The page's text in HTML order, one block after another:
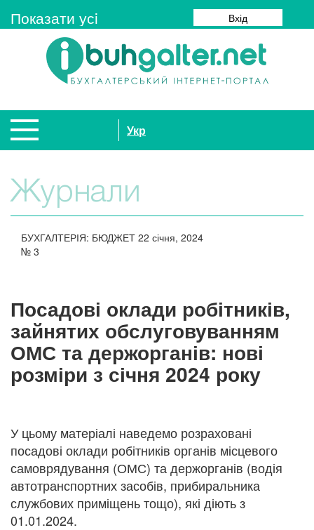
Показати усi Вхід
Укр
Журнали
БУХГАЛТЕРІЯ: БЮДЖЕТ 22 січня, 2024
№ 3
Посадові оклади робітників,
зайнятих обслуговуванням
ОМС та держорганів: нові
розміри з січня 2024 року
У цьому матеріалі наведемо розраховані
посадові оклади робітників органів місцевого
самоврядування (ОМС) та держорганів (водія
автотранспортних засобів, прибиральника
службових приміщень тощо), які діють з
01.01.2024.